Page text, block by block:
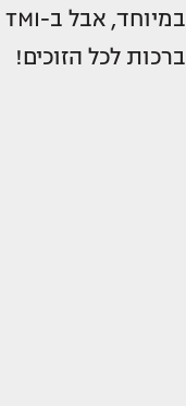
ברכות לכל הזוכים!